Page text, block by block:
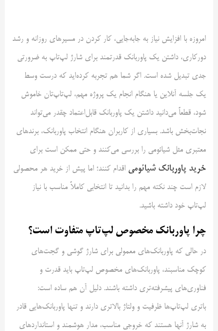
امروزه با افزایش نیاز به جابه‌جایی، کار کردن در مسیرهای روزانه و رشد
دورکاری، داشتن یک پاوربانک قدرتمند برای شارژ لپ‌تاپ به ضرورتی
جدی تبدیل شده است. اگر شما هم تجربه کرده‌اید که درست وسط
یک جلسه آنلاین یا هنگام انجام یک پروژه مهم، لپ‌تاپ‌تان خاموش
شود، قطعاً می‌دانید داشتن یک پاوربانک قابل‌اعتماد چقدر می‌تواند
نجات‌بخش باشد. بسیاری از کاربران هنگام انتخاب پاوربانک، برندهای
معتبری مثل شیائومی را بررسی می‌کنند و حتی ممکن است برای
خرید پاوربانک شیائومی اقدام کنند؛ اما پیش از خرید هر محصولی
لازم است چند نکته مهم را بدانید تا انتخابی کاملاً مناسب با نیاز
لپ‌تاپ خود داشته باشید.
چرا پاوربانک مخصوص لپ‌تاپ متفاوت است؟
در حالی که پاوربانک‌های معمولی برای شارژ گوشی و گجت‌های
کوچک مناسبند، پاوربانک‌های مخصوص لپ‌تاپ باید قدرت و
فناوری‌های پیشرفته‌تری داشته باشند. دلیل آن هم ساده است:
باتری لپ‌تاپ‌ها ظرفیت و ولتاژ بالاتری دارند و تنها پاوربانک‌هایی قادر
به شارژ آنها هستند که خروجی مناسب، مدار هوشمند و استانداردهای